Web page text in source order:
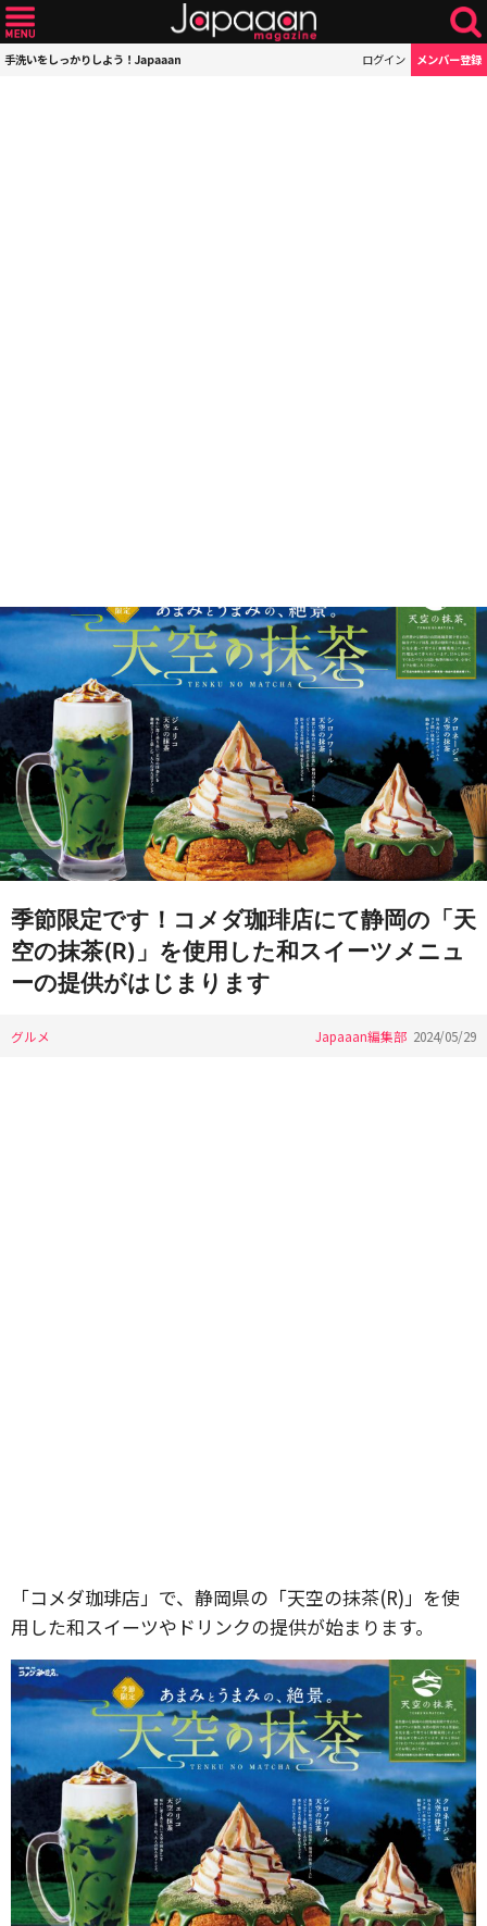
手洗いをしっかりしよう！Japaaan ログイン メンバー登録
季節限定です！コメダ珈琲店にて静岡の「天
空の抹茶(R)」を使用した和スイーツメニュ
ーの提供がはじまります
グルメ Japaaan編集部 2024/05/29
「コメダ珈琲店」で、静岡県の「天空の抹茶(R)」を使
用した和スイーツやドリンクの提供が始まります。